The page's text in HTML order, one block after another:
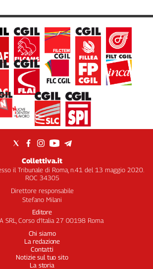
Collettiva.it
il Tribunale di Roma, n.41 del 13 maggio 2020.
ROC 34305
Direttore responsabile
Stefano Milani
Editore
SRL, Corso d’Italia 27 00198 Roma
Chi siamo
La redazione
Contatti
Notizie sul tuo sito
La storia